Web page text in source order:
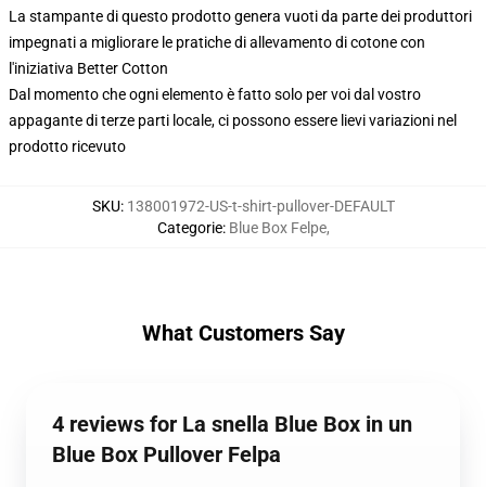
La stampante di questo prodotto genera vuoti da parte dei produttori
impegnati a migliorare le pratiche di allevamento di cotone con
l'iniziativa Better Cotton
Dal momento che ogni elemento è fatto solo per voi dal vostro
appagante di terze parti locale, ci possono essere lievi variazioni nel
prodotto ricevuto
SKU: 138001972-US-t-shirt-pullover-DEFAULT
Categorie: Blue Box Felpe,
What Customers Say
4 reviews for La snella Blue Box in un
Blue Box Pullover Felpa